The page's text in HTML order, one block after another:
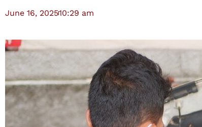
June 16, 202510:29 am